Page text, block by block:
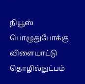
நியூஸ்
பொழுதுபோக்கு
விளையாட்டு
தொழில்நுட்பம்